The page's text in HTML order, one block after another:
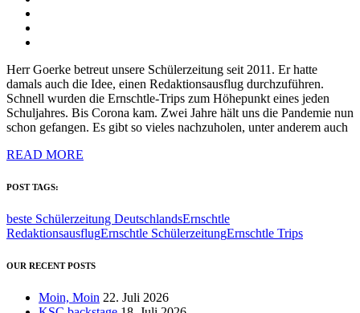
Herr Goerke betreut unsere Schülerzeitung seit 2011. Er hatte
damals auch die Idee, einen Redaktionsausflug durchzuführen.
Schnell wurden die Ernschtle-Trips zum Höhepunkt eines jeden
Schuljahres. Bis Corona kam. Zwei Jahre hält uns die Pandemie nun
schon gefangen. Es gibt so vieles nachzuholen, unter anderem auch
READ MORE
POST TAGS:
beste Schülerzeitung DeutschlandsErnschtle
RedaktionsausflugErnschtle SchülerzeitungErnschtle Trips
OUR RECENT POSTS
Moin, Moin 22. Juli 2026